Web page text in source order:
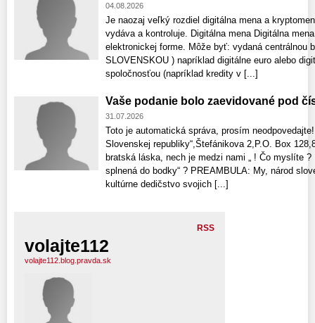
04.08.2026
Je naozaj veľký rozdiel digitálna mena a
vydáva a kontroluje. Digitálna mena Digitálna
elektronickej forme. Môže byť: vydaná centrálnou
SLOVENSKOU ) napríklad digitálne euro alebo
spoločnosťou (napríklad kredity v [...]
Vaše podanie bolo zaevidované pod
31.07.2026
Toto je automatická správa, prosím
Slovenskej republiky“,Štefánikova 2,P.O. Box
bratská láska, nech je medzi nami „ ! Čo myslíte
splnená do bodky“ ? PREAMBULA: My, národ
kultúrne dedičstvo svojich [...]
RSS
volajte112
volajte112.blog.pravda.sk